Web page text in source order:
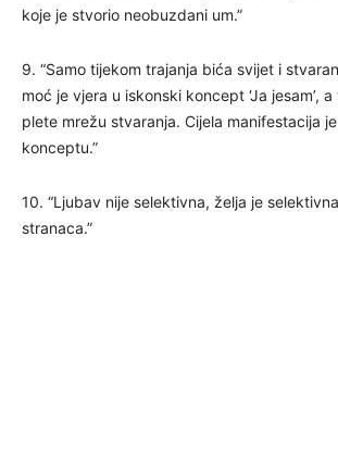
koje je stvorio neobuzdani um.”
9. “Samo tijekom trajanja bića svijet i
moć je vjera u iskonski koncept ‘Ja jesam’,
plete mrežu stvaranja. Cijela manifestacija
konceptu.”
10. “Ljubav nije selektivna, želja je
stranaca.”